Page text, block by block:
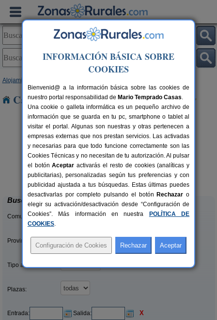
Alojamientos
Casas Rurales cerca de Latasa
2-10+2 pers.
desde25 €
Casa Rural Casa Chino
Aibar (Navarra)
Buscar
Comunidades:
Provincias/Islas:
Tipo alquiler:
Plazas:
Entrada: Salida: X
INFORMACIÓN BÁSICA SOBRE
COOKIES
Bienvenid@ a la información básica sobre las cookies de
nuestro portal responsabilidad de Mario Temprado Casas.
Una cookie o galleta informática es un pequeño archivo de
información que se guarda en tu pc, smartphone o tablet al
visitar el portal. Algunas son nuestras y otras pertenecen a
empresas externas que nos prestan servicios. Las activadas
y necesarias para que todo funcione correctamente son las
Cookies Técnicas y no necesitan de tu autorización. Al pulsar
el botónAceptar activarás el resto de cookies (analíticas y
publicitarias), personalizadas según tus preferencias y con
publicidad ajustada a tus búsquedas. Estas últimas puedes
desactivarlas por completo pulsando el botón Rechazar o
elegir su activación/desactivación desde “Configuración de
Cookies”. Más información en nuestra
POLÍTICA DE
COOKIES.